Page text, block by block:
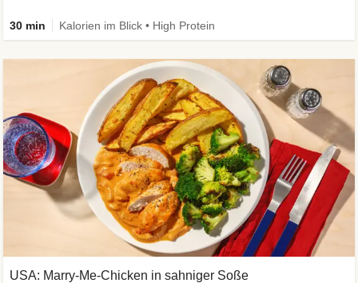
30 min Kalorien im Blick • High Protein
USA: Marry-Me-Chicken in sahniger Soße